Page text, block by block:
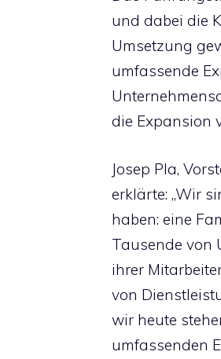
und dabei die
Umsetzung
umfassende
die Expansion
Josep Pla,
erklärte: „Wir
haben: eine
Tausende von
ihrer
von
wir heute
umfassenden